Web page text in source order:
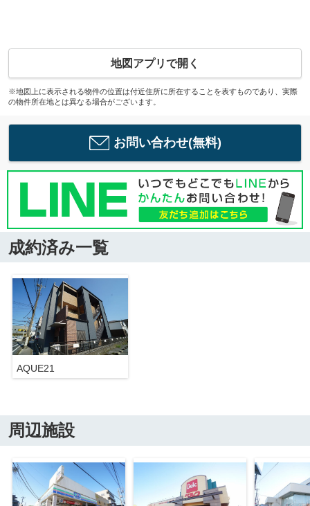
地図アプリで開く
※地図上に表示される物件の位置は付近住所に所在することを表すものであり、実際
の物件所在地とは異なる場合がございます。
お問い合わせ(無料)
成約済み一覧
AQUE21
周辺施設